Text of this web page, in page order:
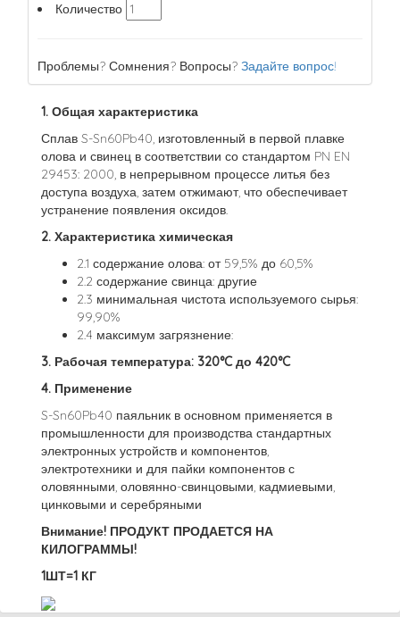
Количество
Проблемы? Сомнения? Вопросы? Задайте вопрос!
1. Общая характеристика
Сплав S-Sn60Pb40, изготовленный в первой плавке
олова и свинец в соответствии со стандартом PN EN
29453: 2000, в непрерывном процессе литья без
доступа воздуха, затем отжимают, что обеспечивает
устранение появления оксидов.
2. Характеристика химическая
2.1 содержание олова: от 59,5% до 60,5%
2.2 содержание свинца: другие
2.3 минимальная чистота используемого сырья:
99,90%
2.4 максимум загрязнение:
3. Рабочая температура: 320°C до 420°C
4. Применение
S-Sn60Pb40 паяльник в основном применяется в
промышленности для производства стандартных
электронных устройств и компонентов,
электротехники и для пайки компонентов с
оловянными, оловянно-свинцовыми, кадмиевыми,
цинковыми и серебряными
Внимание! ПРОДУКТ ПРОДАЕТСЯ НА
КИЛОГРАММЫ!
1ШТ=1 КГ